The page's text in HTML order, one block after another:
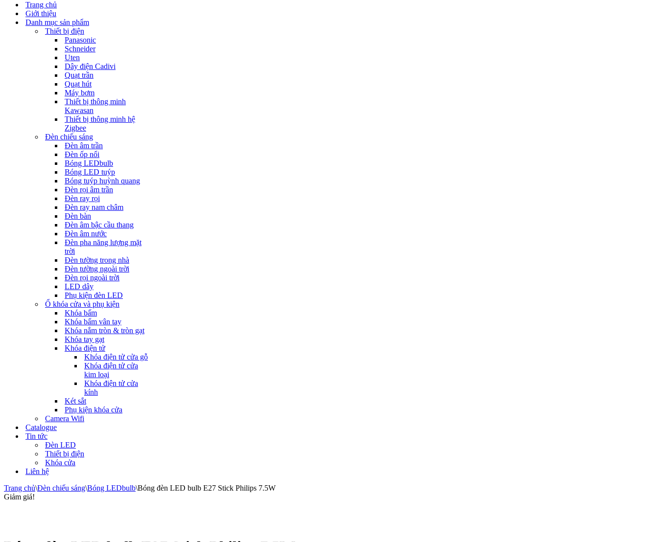
Trang chủ
Giới thiệu
Danh mục sản phẩm
Thiết bị điện
Panasonic
Schneider
Uten
Dây điện Cadivi
Quạt trần
Quạt hút
Máy bơm
Thiết bị thông minh
Kawasan
Thiết bị thông minh hệ
Zigbee
Đèn chiếu sáng
Đèn âm trần
Đèn ốp nổi
Bóng LEDbulb
Bóng LED tuýp
Bóng tuýp huỳnh quang
Đèn rọi âm trần
Đèn ray rọi
Đèn ray nam châm
Đèn bàn
Đèn âm bậc cầu thang
Đèn âm nước
Đèn pha năng lượng mặt
trời
Đèn tường trong nhà
Đèn tường ngoài trời
Đèn rọi ngoài trời
LED dây
Phụ kiện đèn LED
Ổ khóa cửa và phụ kiện
Khóa bấm
Khóa bấm vân tay
Khóa nắm tròn & tròn gạt
Khóa tay gạt
Khóa điện tử
Khóa điện tử cửa gỗ
Khóa điện tử cửa
kim loại
Khóa điện tử cửa
kính
Két sắt
Phụ kiện khóa cửa
Camera Wifi
Catalogue
Tin tức
Đèn LED
Thiết bị điện
Khóa cửa
Liên hệ
Trang chủ\Đèn chiếu sáng\Bóng LEDbulb\Bóng đèn LED bulb E27 Stick Philips 7.5W
Giảm giá!